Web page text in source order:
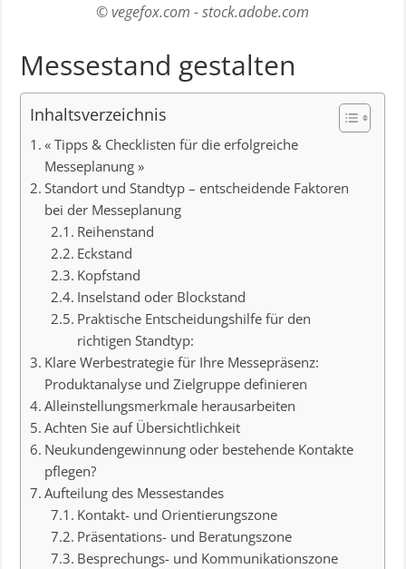
© vegefox.com - stock.adobe.com
Messestand gestalten
Inhaltsverzeichnis
« Tipps & Checklisten für die erfolgreiche
Messeplanung »
Standort und Standtyp – entscheidende Faktoren
bei der Messeplanung
Reihenstand
Eckstand
Kopfstand
Inselstand oder Blockstand
Praktische Entscheidungshilfe für den
richtigen Standtyp:
Klare Werbestrategie für Ihre Messepräsenz:
Produktanalyse und Zielgruppe definieren
Alleinstellungsmerkmale herausarbeiten
Achten Sie auf Übersichtlichkeit
Neukundengewinnung oder bestehende Kontakte
pflegen?
Aufteilung des Messestandes
Kontakt- und Orientierungszone
Präsentations- und Beratungszone
Besprechungs- und Kommunikationszone